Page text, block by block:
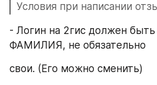
Условия при написании
- Логин на 2гис должен
ФАМИЛИЯ, не обязательно
свои. (Его можно сменить)